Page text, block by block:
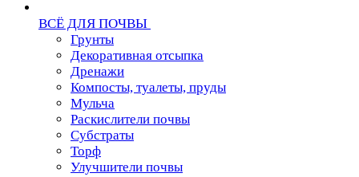
ВСЁ ДЛЯ ПОЧВЫ
Грунты
Декоративная отсыпка
Дренажи
Компосты, туалеты, пруды
Мульча
Раскислители почвы
Субстраты
Торф
Улучшители почвы